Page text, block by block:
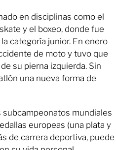
en disciplinas como el
y el boxeo, donde fue
categoría junior. En enero
de moto y tuvo que
su pierna izquierda. Sin
una nueva forma de
mundiales
europeas (una plata y
de carrera deportiva, puede